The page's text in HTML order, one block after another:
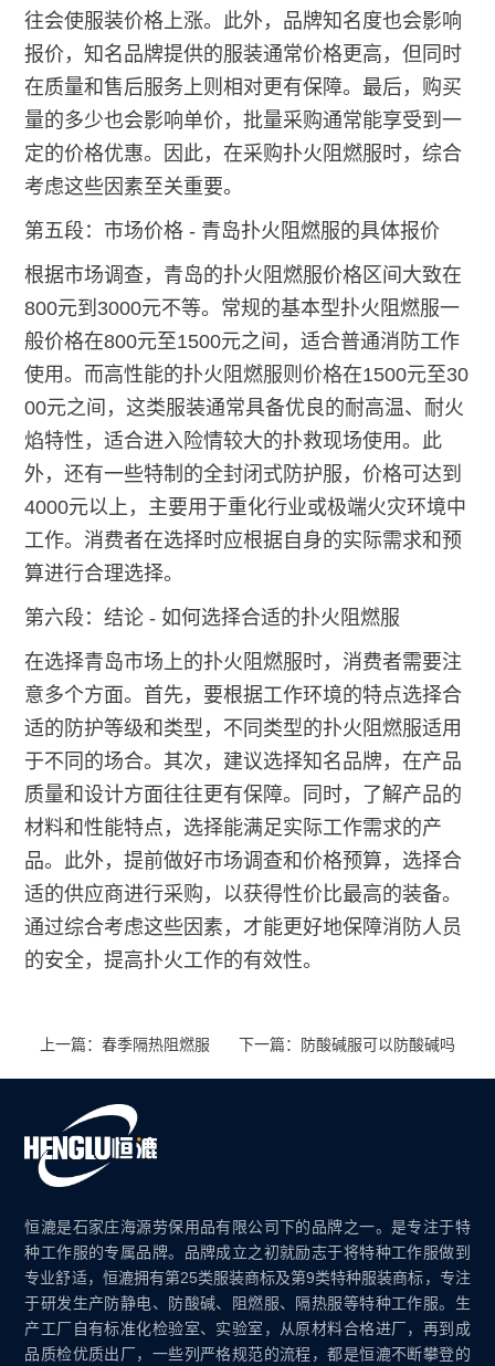
往会使服装价格上涨。此外，品牌知名度也会影响
报价，知名品牌提供的服装通常价格更高，但同时
在质量和售后服务上则相对更有保障。最后，购买
量的多少也会影响单价，批量采购通常能享受到一
定的价格优惠。因此，在采购扑火阻燃服时，综合
考虑这些因素至关重要。
第五段：市场价格 - 青岛扑火阻燃服的具体报价
根据市场调查，青岛的扑火阻燃服价格区间大致在
800元到3000元不等。常规的基本型扑火阻燃服一
般价格在800元至1500元之间，适合普通消防工作
使用。而高性能的扑火阻燃服则价格在1500元至30
00元之间，这类服装通常具备优良的耐高温、耐火
焰特性，适合进入险情较大的扑救现场使用。此
外，还有一些特制的全封闭式防护服，价格可达到
4000元以上，主要用于重化行业或极端火灾环境中
工作。消费者在选择时应根据自身的实际需求和预
算进行合理选择。
第六段：结论 - 如何选择合适的扑火阻燃服
在选择青岛市场上的扑火阻燃服时，消费者需要注
意多个方面。首先，要根据工作环境的特点选择合
适的防护等级和类型，不同类型的扑火阻燃服适用
于不同的场合。其次，建议选择知名品牌，在产品
质量和设计方面往往更有保障。同时，了解产品的
材料和性能特点，选择能满足实际工作需求的产
品。此外，提前做好市场调查和价格预算，选择合
适的供应商进行采购，以获得性价比最高的装备。
通过综合考虑这些因素，才能更好地保障消防人员
的安全，提高扑火工作的有效性。
上一篇：春季隔热阻燃服 下一篇：防酸碱服可以防酸碱吗
恒漉是石家庄海源劳保用品有限公司下的品牌之一。是专注于特
种工作服的专属品牌。品牌成立之初就励志于将特种工作服做到
专业舒适，恒漉拥有第25类服装商标及第9类特种服装商标，专注
于研发生产防静电、防酸碱、阻燃服、隔热服等特种工作服。生
产工厂自有标准化检验室、实验室，从原材料合格进厂，再到成
品质检优质出厂，一些列严格规范的流程，都是恒漉不断攀登的